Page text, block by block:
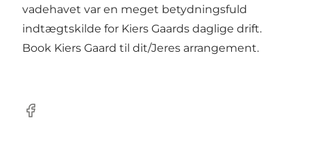
vadehavet var en meget betydningsfuld
indtægtskilde for Kiers Gaards daglige drift.
Book Kiers Gaard til dit/Jeres arrangement.
Facebook